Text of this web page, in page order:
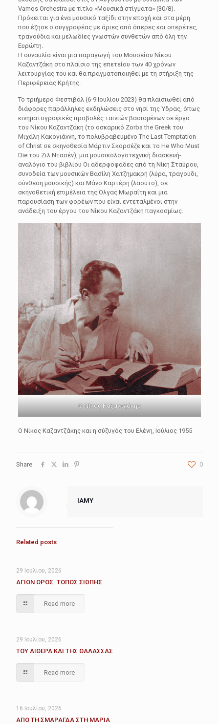
Vamos Orchestra με τίτλο «Μουσικά στίγματα» (30/8).
Πρόκειται για ένα μουσικό ταξίδι στην εποχή και στα μέρη
που έζησε ο συγγραφέας με άριες από όπερες και οπερέτες,
τραγούδια και μελωδίες γνωστών συνθετών από όλη την
Ευρώπη.
Η συναυλία είναι μια παραγωγή του Μουσείου Νίκου
Καζαντζάκη στο πλαίσιο της επετείου των 40 χρόνων
λειτουργίας του και θα πραγματοποιηθεί με τη στήριξη της
Περιφέρειας Κρήτης.
Το τριήμερο Φεστιβάλ (6-9 Ιουλίου 2023) θα πλαισιωθεί από
διάφορες παράλληλες εκδηλώσεις στο νησί της Ύδρας, όπως
κινηματογραφικές προβολές ταινιών βασισμένων σε έργα
του Νίκου Καζαντζάκη (το οσκαρικό Zorba the Greek του
Μιχάλη Κακογιάννη, το πολυβραβευμένο The Last Temptation
of Christ σε σκηνοθεσία Μάρτιν Σκορσέζε και το He Who Must
Die του Ζιλ Ντασέν), μια μουσικολογοτεχνική διασκευή-
αναλόγιο του βιβλίου Οι αδερφοφάδες από τη Νίκη Σταύρου,
συνοδεία των μουσικών Βασίλη Χατζημακρή (λύρα, τραγούδι,
σύνθεση μουσικής) και Μάνο Καρτέρη (λαούτο), σε
σκηνοθετική επιμέλεια της Όλγας Μωραΐτη και μια
παρουσίαση των φορέων που είναι εντεταλμένοι στην
ανάδειξη του έργου του Νίκου Καζαντζάκη παγκοσμίως.
Ο Νίκος Καζαντζάκης
Ο Νίκος Καζαντζάκης και η σύζυγός του Ελένη, Ιούλιος 1955
Share 0
IAMY
Related posts
29 Ιουλίου, 2026
ΑΓΙΟΝ ΟΡΟΣ. ΤΟΠΟΣ ΣΙΩΠΗΣ
Read more
29 Ιουλίου, 2026
ΤΟΥ ΑΙΘΕΡΑ ΚΑΙ ΤΗΣ ΘΑΛΑΣΣΑΣ
Read more
16 Ιουλίου, 2026
ΑΠΟ ΤΗ ΣΜΑΡΑΓΔΑ ΣΤΗ ΜΑΡΙΑ